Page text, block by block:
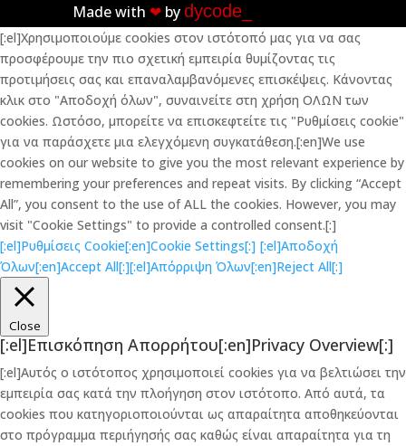
Made with ❤︎ bydycode_
[:el]Χρησιμοποιούμε cookies στον ιστότοπό μας για να σας
προσφέρουμε την πιο σχετική εμπειρία θυμίζοντας τις
προτιμήσεις σας και επαναλαμβανόμενες επισκέψεις. Κάνοντας
κλικ στο "Αποδοχή όλων", συναινείτε στη χρήση ΟΛΩΝ των
cookies. Ωστόσο, μπορείτε να επισκεφτείτε τις "Ρυθμίσεις cookie"
για να παράσχετε μια ελεγχόμενη συγκατάθεση.[:en]We use
cookies on our website to give you the most relevant experience by
remembering your preferences and repeat visits. By clicking “Accept
All”, you consent to the use of ALL the cookies. However, you may
visit "Cookie Settings" to provide a controlled consent.[:]
[:el]Ρυθμίσεις Cookie[:en]Cookie Settings[:] [:el]Αποδοχή
Όλων[:en]Accept All[:][:el]Απόρριψη Όλων[:en]Reject All[:]
Close
[:el]Επισκόπηση Απορρήτου[:en]Privacy Overview[:]
[:el]Αυτός ο ιστότοπος χρησιμοποιεί cookies για να βελτιώσει την
εμπειρία σας κατά την πλοήγηση στον ιστότοπο. Από αυτά, τα
cookies που κατηγοριοποιούνται ως απαραίτητα αποθηκεύονται
στο πρόγραμμα περιήγησής σας καθώς είναι απαραίτητα για τη